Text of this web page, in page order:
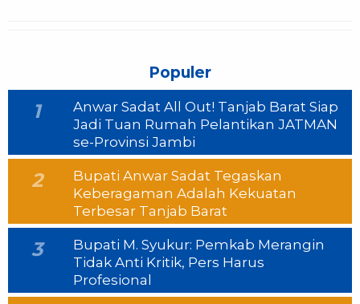
Populer
1
Anwar Sadat All Out! Tanjab Barat Siap
Jadi Tuan Rumah Pelantikan JATMAN
se-Provinsi Jambi
2
Bupati Anwar Sadat Tegaskan
Keberagaman Adalah Kekuatan
Terbesar Tanjab Barat
3
Bupati M. Syukur: Pemkab Merangin
Tidak Anti Kritik, Pers Harus
Profesional